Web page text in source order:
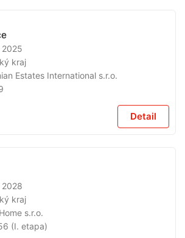
2025
kraj
Estates International s.r.o.
Detail
2028
kraj
s.r.o.
(I. etapa)